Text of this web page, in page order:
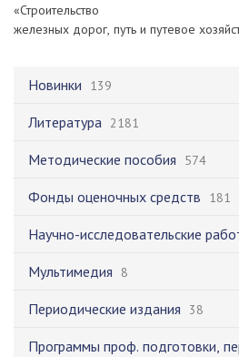
Новинки 139
Литература 2181
Методические пособия 574
Фонды оценочных средств 181
Научно-исследовательские
Мультимедия 8
Периодические издания 38
Программы проф. подготовки,
«Строительство
железных дорог, путь и путевое